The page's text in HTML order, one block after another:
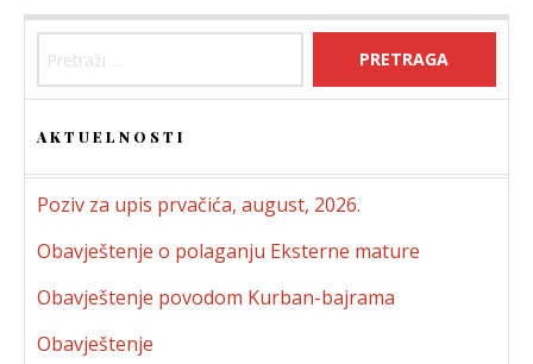
AKTUELNOSTI
Poziv za upis prvačića, august, 2026.
Obavještenje o polaganju Eksterne mature
Obavještenje povodom Kurban-bajrama
Obavještenje